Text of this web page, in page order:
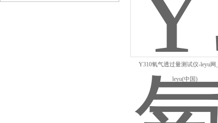
Y310氧气透过量测试仪-leyu网
leyu(中国)